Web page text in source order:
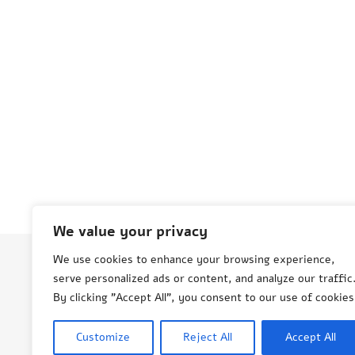
We value your privacy
We use cookies to enhance your browsing experience,
serve personalized ads or content, and analyze our traffic.
By clicking "Accept All", you consent to our use of
Customize Reject All Accept All
© Aneta Grenda Życie i podróże